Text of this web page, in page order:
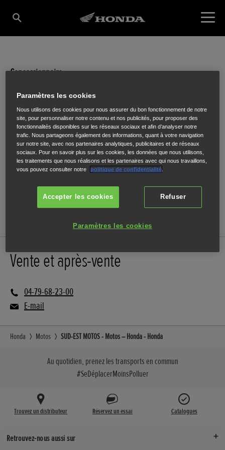
Concessionnaire
SUD-EST MOTOS
2088 ROUTE DEPARTEMENTALE 1006,LA RAVOIRE (CHAMBERY),73490
ITINÉRAIRE
SITE INTERNET
Vente et après-vente
04-79-68-23-00
E-mail
Honda Motos SUD-EST MOTOS - Motos – Honda - Honda
Au quotidien, prenez les transports en commun
#SeDéplacerMoinsPolluer
Trouvez un distributeur Réservez un essai Catalogues
Retrouvez-nous aussi sur
Paramètres les cookies
Nous utilisons des cookies pour nous assurer du bon fonctionnement de notre
site, pour personnaliser notre contenu et nos publicités, pour proposer des
fonctionnalités disponibles sur les réseaux sociaux et afin d’analyser notre
trafic. Nous partageons également des informations, quant à votre navigation
sur notre site, avec nos partenaires analytiques, publicitaires et de réseaux
sociaux. Pour en savoir plus sur les cookies, les données que nous utilisons,
les traitements que nous réalisons et les partenaires avec qui nous travaillons,
vous pouvez consulter notre
politique de confidentialité
Refuser
Accepter les cookies
Paramètres les cookies